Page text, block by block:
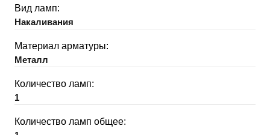
Вид ламп:
Накаливания
Материал арматуры:
Металл
Количество ламп:
1
Количество ламп общее: